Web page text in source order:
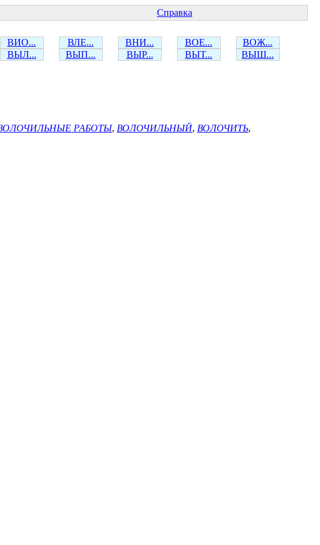
Справка
ВИО... ВЛЕ... ВНИ... ВОЕ...
ВОЖ...
ВЫЛ... ВЫП... ВЫР... ВЫТ... ВЫШ...
РАБОТЫ, ВОЛОЧИЛЬНЫЙ, ВОЛОЧИТЬ,